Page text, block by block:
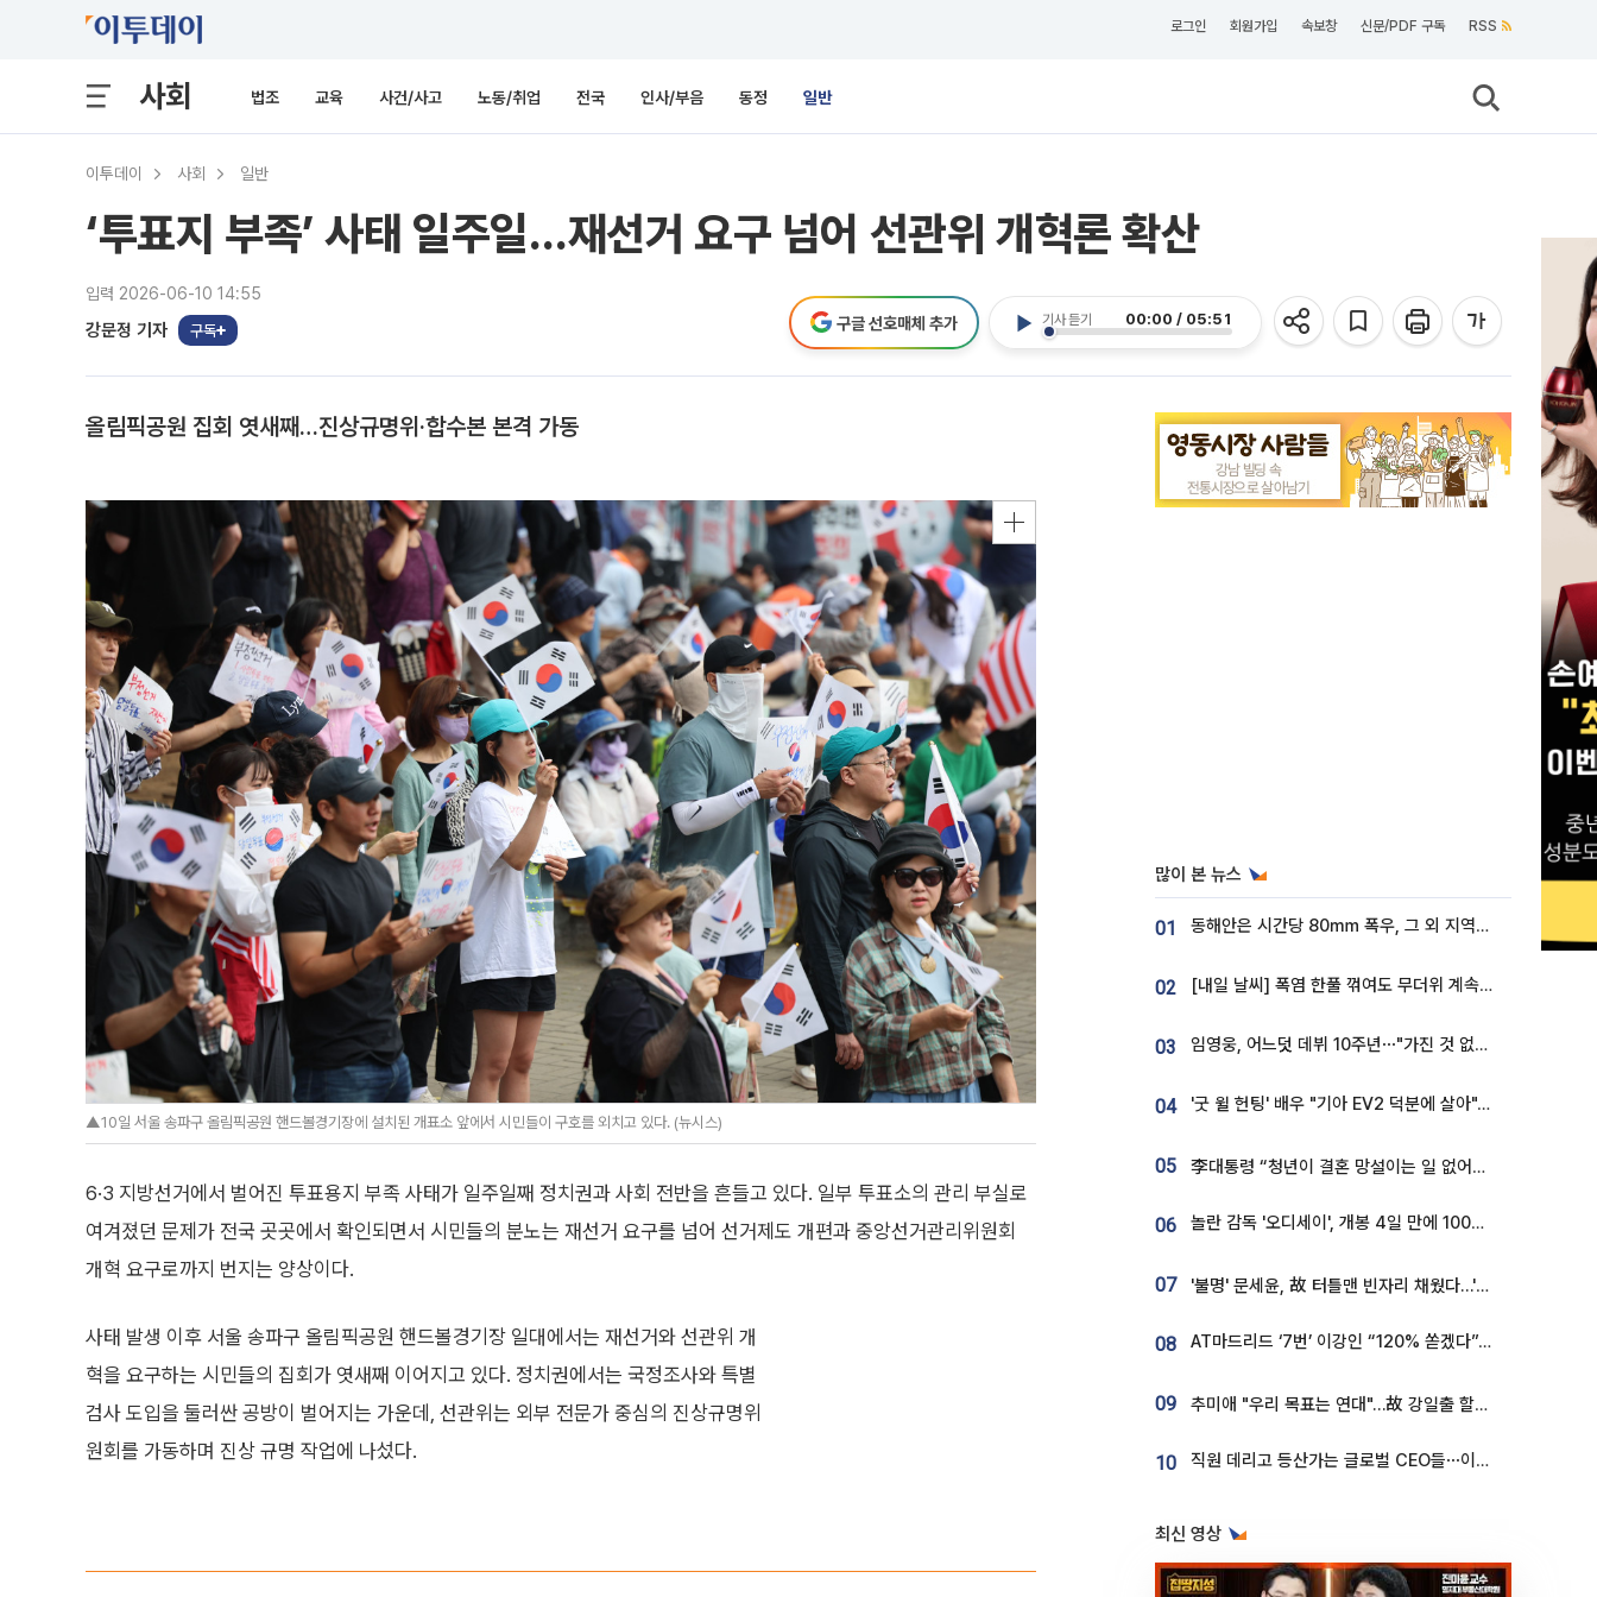
로그인 회원가입 속보창 신문/PDF 구독 RSS
사회 법조 교육 사건/사고 노동/취업 전국 인사/부음 동정 일반
이투데이 사회 일반
‘투표지 부족’ 사태 일주일…재선거 요구 넘어 선관위 개혁론 확산
입력 2026-06-10 14:55
강문정 기자 구독
기사 듣기 00:00 / 05:51
구글 선호매체 추가
올림픽공원 집회 엿새째…진상규명위·합수본 본격 가동
▲10일 서울 송파구 올림픽공원 핸드볼경기장에 설치된 개표소 앞에서 시민들이 구호를 외치고 있다. (뉴시스)
6·3 지방선거에서 벌어진 투표용지 부족 사태가 일주일째 정치권과 사회 전반을 흔들고 있다. 일부 투표소의 관리 부실로
여겨졌던 문제가 전국 곳곳에서 확인되면서 시민들의 분노는 재선거 요구를 넘어 선거제도 개편과 중앙선거관리위원회
개혁 요구로까지 번지는 양상이다.
사태 발생 이후 서울 송파구 올림픽공원 핸드볼경기장 일대에서는 재선거와 선관위 개
혁을 요구하는 시민들의 집회가 엿새째 이어지고 있다. 정치권에서는 국정조사와 특별
검사 도입을 둘러싼 공방이 벌어지는 가운데, 선관위는 외부 전문가 중심의 진상규명위
원회를 가동하며 진상 규명 작업에 나섰다.
많이 본 뉴스
01 동해안은 시간당 80㎜ 폭우, 그 외 지역은 폭염…‘극과 극 날씨’
02 [내일 날씨] 폭염 한풀 꺾여도 무더위 계속⋯동해안 이틀 연속 비
03 임영웅, 어느덧 데뷔 10주년⋯"가진 것 없던 시절, 내 앞엔 20명의 팬뿐"
04 '굿 윌 헌팅' 배우 "기아 EV2 덕분에 살아"…교통사고 후 안전성 극찬
05 李대통령 “청년이 결혼 망설이는 일 없어야...제도상 불이익 조사”
06 놀란 감독 '오디세이', 개봉 4일 만에 100만 돌파⋯'왕사남' 보다 빠르다
07 '불명' 문세윤, 故 터틀맨 빈자리 채웠다…'거북이' 눈물의 최종 우승
08 AT마드리드 ‘7번’ 이강인 “120% 쏟겠다”⋯시메오네 감독 “필요한 선수”
09 추미애 "우리 목표는 연대"…故 강일출 할머니 흉상 제막
10 직원 데리고 등산가는 글로벌 CEO들⋯이유 있었네
최신 영상